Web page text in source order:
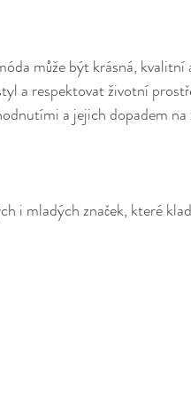
může být krásná, kvalitní
a respektovat životní
a jejich dopadem na
i mladých značek, které